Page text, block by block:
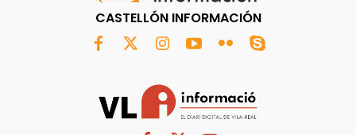
CASTELLÓN INFORMACIÓN